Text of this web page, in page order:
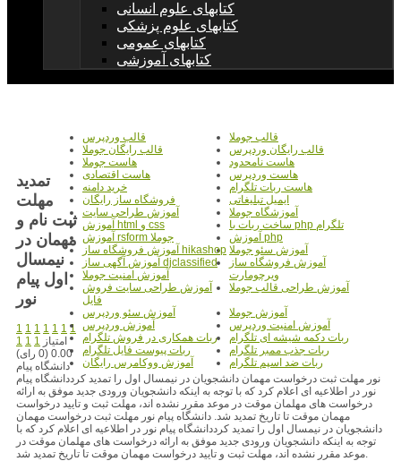
کتابهای علوم انسانی
کتابهای علوم پزشکی
کتابهای عمومی
کتابهای آموزشی
قالب جوملا
قالب وردپرس
قالب رایگان وردپرس
قالب رایگان جوملا
هاست نامحدود
هاست جوملا
هاست وردپرس
هاست اقتصادی
هاست ربات تلگرام
خرید دامنه
ایمیل تبلیغاتی
فروشگاه ساز رایگان
آموزشگاه جوملا
آموزش طراحی سایت
ساخت ربات با php تلگرام
آموزش html و css
آموزش php
آموزش rsform جوملا
آموزش سئو جوملا آموزش فروشگاه ساز hikashop
آموزش فروشگاه ساز
ویرچومارت
آموزش آگهی ساز djclassified
آموزش امنیت جوملا
آموزش طراحی قالب جوملا
آموزش طراحی سایت فروش
فایل
آموزش جوملا
آموزش سئو وردپرس
آموزش امنیت وردپرس
آموزش وردپرس
ربات دکمه شیشه ای تلگرام
ربات همکاری در فروش تلگرام
ربات جذب ممبر تلگرام
ربات پیوست فایل تلگرام
ربات ضد اسپم تلگرام
آموزش ووکامرس رایگان
تمدید
مهلت
ثبت نام و
مهمان در
نیمسال
اول پیام
نور
1 1 1 1 1 1 1
1 1 1 امتیاز
0.00 (0 رای)
دانشگاه پیام
نور مهلت ثبت درخواست مهمان دانشجویان در نیمسال اول را تمدید کرددانشگاه پیام
نور در اطلاعیه ای اعلام کرد که با توجه به اینکه دانشجویان ورودی جدید موفق به ارائه
درخواست های مهلمان موقت در موعد مقرر نشده اند، مهلت ثبت و تایید درخواست
مهمان موقت تا تاریخ تمدید شد. دانشگاه پیام نور مهلت ثبت درخواست مهمان
دانشجویان در نیمسال اول را تمدید کرددانشگاه پیام نور در اطلاعیه ای اعلام کرد که با
توجه به اینکه دانشجویان ورودی جدید موفق به ارائه درخواست های مهلمان موقت در
موعد مقرر نشده اند، مهلت ثبت و تایید درخواست مهمان موقت تا تاریخ تمدید شد.